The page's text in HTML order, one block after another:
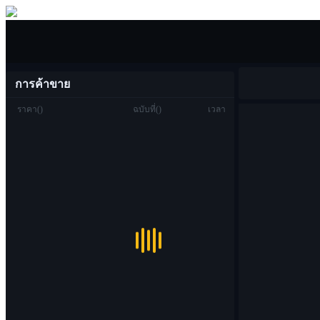
การค้าขาย
ราคา() ฉบับที่() เวลา